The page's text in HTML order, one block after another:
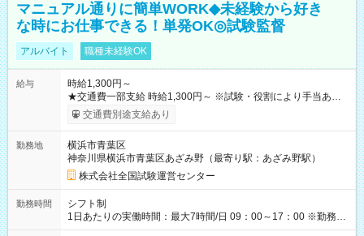
マニュアル通りに簡単WORK◆未経験から好き
な時にお仕事できる！単発OK◎試験監督
アルバイト 職種未経験OK
給与
時給1,300円～
★交通費一部支給 時給1,300円～ ※試験・役割により手当あり
※勤務回数により昇給あり 【即給（前払い）オプションあ
り！】 希望される場合、勤務から1週間ほどで給与の一部を受け
例】 ・河合塾模擬試験 8:30～17:30（休憩1時間） 時給1,300円
×8時間＝日収10,400円＋交通費 ※当日の役割により時給＋100
円の場合あり ・国家試験 7:00～13:30（休憩なし） 時給1,300
円（役割手当＋100円）×6時間＝日収8,400円＋交通費 【試用期
間】試用期間なし
交通費別途支給あり
勤務地
横浜市青葉区
神奈川県横浜市青葉区あざみ野（最寄り駅：あざみ野駅）
株式会社全国試験運営センター
勤務時間
シフト制
1日あたりの実働時間：最大7時間/日 09：00～17：00 ※勤務時
間は 試験により異なります。